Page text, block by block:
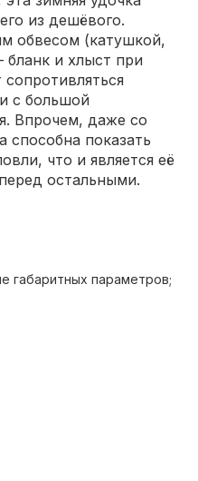
из дешёвого.
обвесом (катушкой,
бланк и хлыст при
с большой
Впрочем, даже со
показать
что и является её
остальными.
габаритных параметров;
разделённая местом